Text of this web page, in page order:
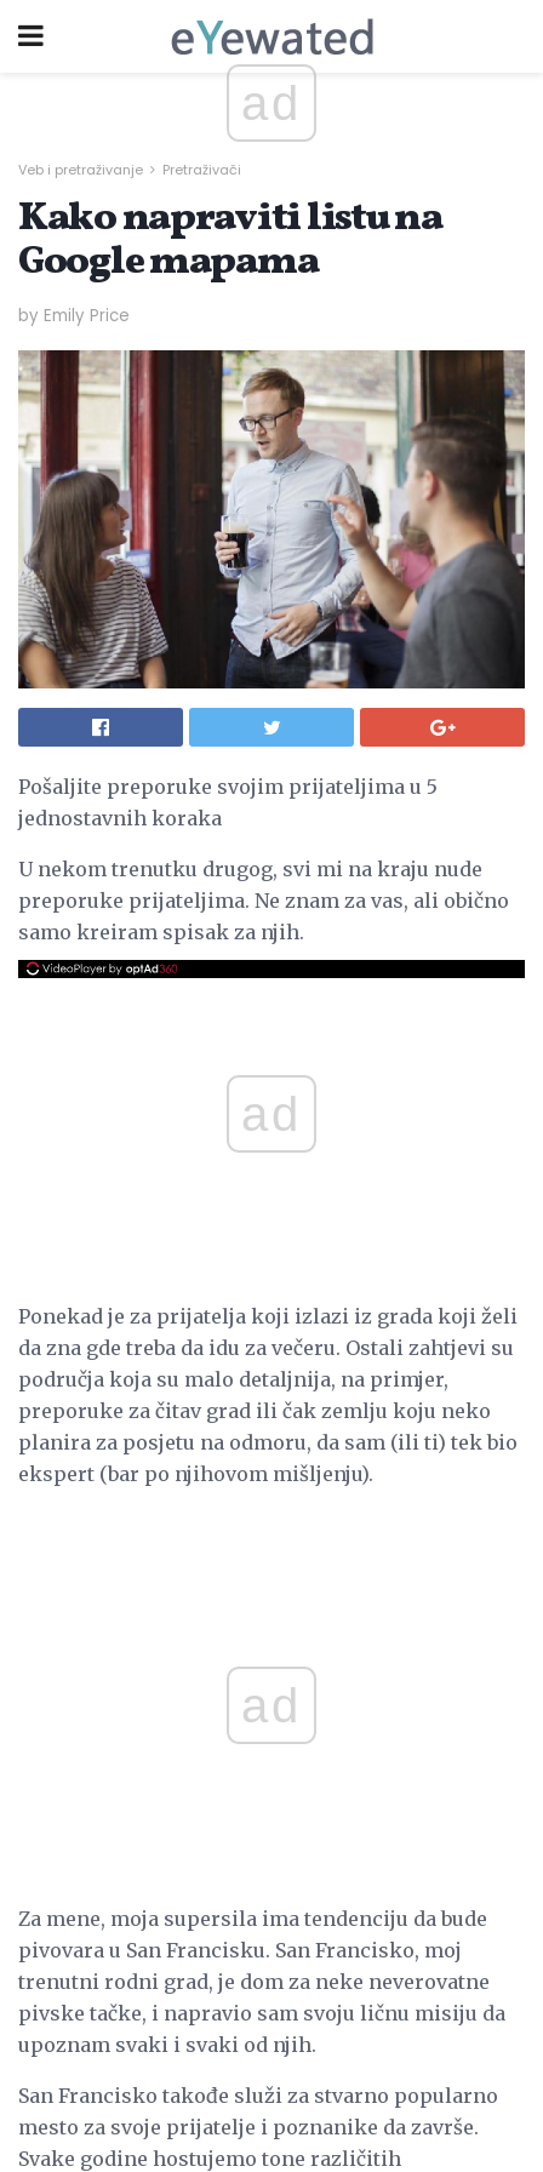
ad
Veb i pretraživanje Pretraživači
Kako napraviti listu na
Google mapama
by Emily Price
Pošaljite preporuke svojim prijateljima u 5
jednostavnih koraka
U nekom trenutku drugog, svi mi na kraju nude
preporuke prijateljima. Ne znam za vas, ali obično
samo kreiram spisak za njih.
ad
Ponekad je za prijatelja koji izlazi iz grada koji želi
da zna gde treba da idu za večeru. Ostali zahtjevi su
područja koja su malo detaljnija, na primjer,
preporuke za čitav grad ili čak zemlju koju neko
planira za posjetu na odmoru, da sam (ili ti) tek bio
ekspert (bar po njihovom mišljenju).
ad
Za mene, moja supersila ima tendenciju da bude
pivovara u San Francisku. San Francisko, moj
trenutni rodni grad, je dom za neke neverovatne
pivske tačke, i napravio sam svoju ličnu misiju da
upoznam svaki i svaki od njih.
San Francisko takođe služi za stvarno popularno
mesto za svoje prijatelje i poznanike da završe.
Svake godine hostujemo tone različitih